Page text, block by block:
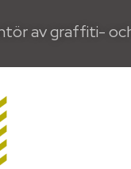
av graffiti-